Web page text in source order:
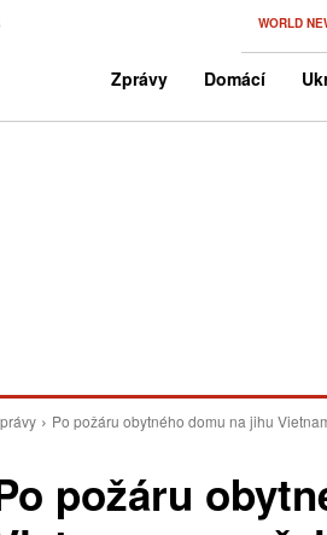
WORLD
Zprávy Domácí
Po požáru obytného domu na jihu
požáru